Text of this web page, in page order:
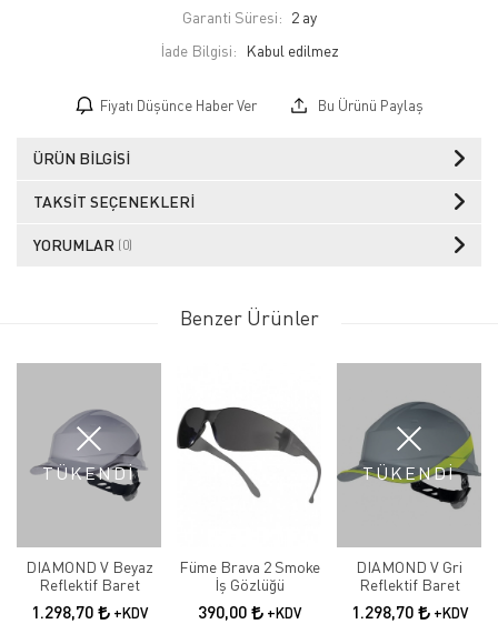
Garanti Süresi: 2 ay
İade Bilgisi:
Fiyatı Düşünce Haber Ver Bu Ürünü Paylaş
ÜRÜN BILGISI
TAKSIT SEÇENEKLERI
YORUMLAR (0)
Benzer Ürünler
TÜKENDİ
DIAMOND V Beyaz
Reflektif Baret
1.298,70 +KDV
Füme Brava 2 Smoke
İş Gözlüğü
390,00 +KDV
TÜKENDİ
DIAMOND V Gri
Reflektif Baret
1.298,70 +KDV